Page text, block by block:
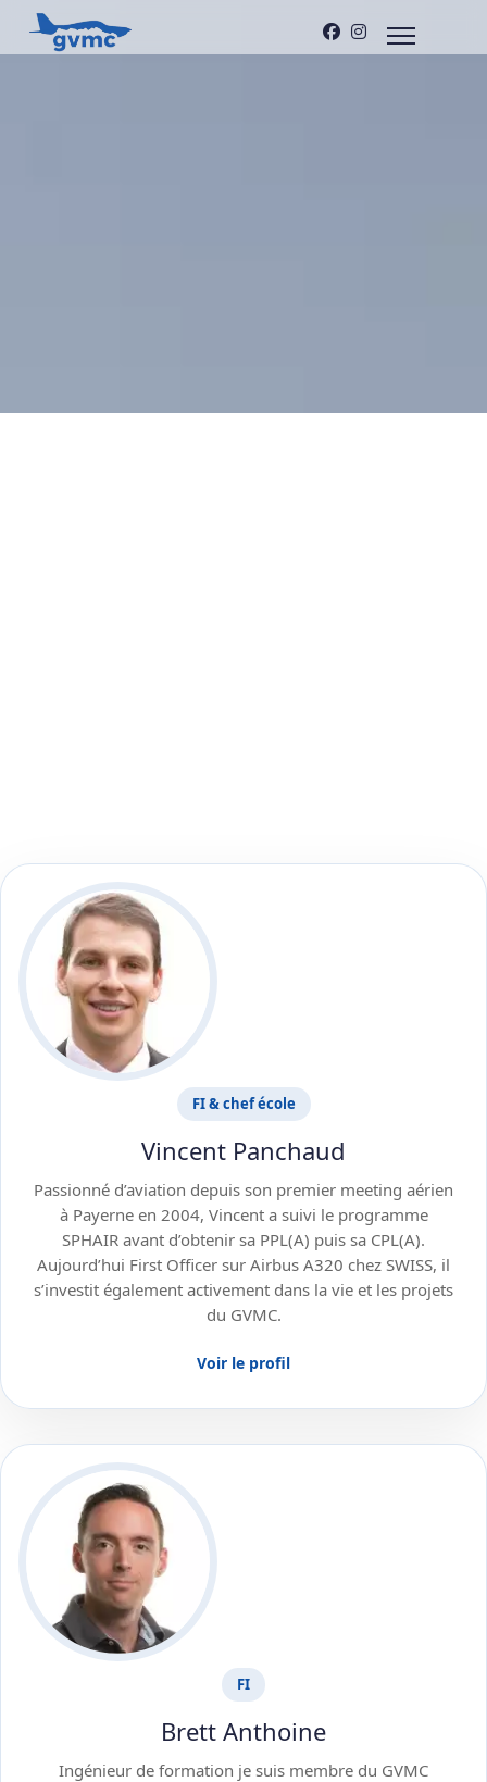
FI & chef école
Vincent Panchaud
Passionné d’aviation depuis son premier meeting aérien
à Payerne en 2004, Vincent a suivi le programme
SPHAIR avant d’obtenir sa PPL(A) puis sa CPL(A).
Aujourd’hui First Officer sur Airbus A320 chez SWISS, il
s’investit également activement dans la vie et les projets
du GVMC.
Voir le profil
FI
Brett Anthoine
Ingénieur de formation je suis membre du GVMC